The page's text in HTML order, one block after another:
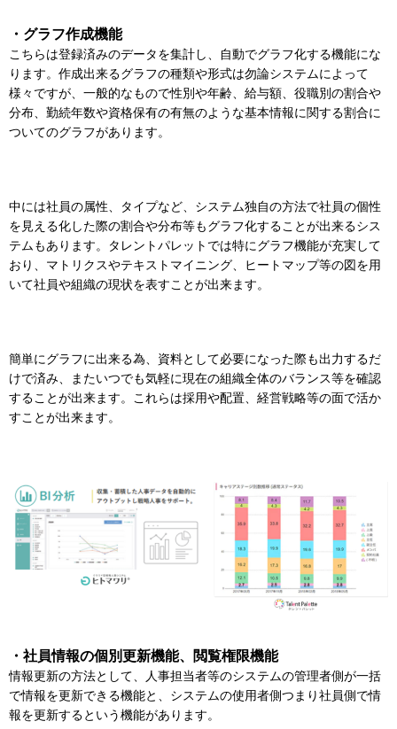
・グラフ作成機能
こちらは登録済みのデータを集計し、自動でグラフ化する機能にな
ります。作成出来るグラフの種類や形式は勿論システムによって
様々ですが、一般的なもので性別や年齢、給与額、役職別の割合や
分布、勤続年数や資格保有の有無のような基本情報に関する割合に
ついてのグラフがあります。
中には社員の属性、タイプなど、システム独自の方法で社員の個性
を見える化した際の割合や分布等もグラフ化することが出来るシス
テムもあります。タレントパレットでは特にグラフ機能が充実して
おり、マトリクスやテキストマイニング、ヒートマップ等の図を用
いて社員や組織の現状を表すことが出来ます。
簡単にグラフに出来る為、資料として必要になった際も出力するだ
けで済み、またいつでも気軽に現在の組織全体のバランス等を確認
することが出来ます。これらは採用や配置、経営戦略等の面で活か
すことが出来ます。
・社員情報の個別更新機能、閲覧権限機能
情報更新の方法として、人事担当者等のシステムの管理者側が一括
で情報を更新できる機能と、システムの使用者側つまり社員側で情
報を更新するという機能があります。